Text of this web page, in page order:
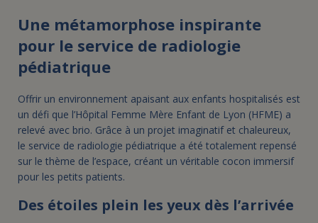
Une métamorphose inspirante
pour le service de radiologie
pédiatrique
Offrir un environnement apaisant aux enfants hospitalisés est
un défi que l’Hôpital Femme Mère Enfant de Lyon (HFME) a
relevé avec brio. Grâce à un projet imaginatif et chaleureux,
le service de radiologie pédiatrique a été totalement repensé
sur le thème de l’espace, créant un véritable cocon immersif
pour les petits patients.
Des étoiles plein les yeux dès l’arrivée